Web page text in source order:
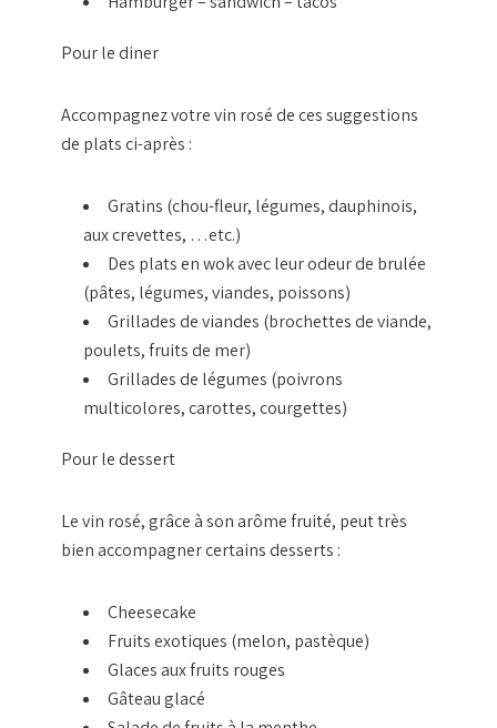
Pour le diner
Accompagnez votre vin rosé de ces suggestions
de plats ci-après :
Gratins (chou-fleur, légumes, dauphinois,
aux crevettes, …etc.)
Des plats en wok avec leur odeur de brulée
(pâtes, légumes, viandes, poissons)
Grillades de viandes (brochettes de viande,
poulets, fruits de mer)
Grillades de légumes (poivrons
multicolores, carottes, courgettes)
Pour le dessert
Le vin rosé, grâce à son arôme fruité, peut très
bien accompagner certains desserts :
Cheesecake
Fruits exotiques (melon, pastèque)
Glaces aux fruits rouges
Gâteau glacé